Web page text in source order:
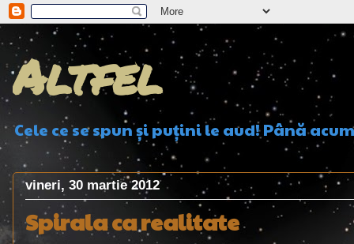
Altfel
Cele ce se spun şi puţini le aud! Până
vineri, 30 martie 2012
Spirala ca realitate